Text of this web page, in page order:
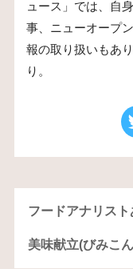
ュース」では、自
事、ニューオープ
報の取り扱いもあ
り。
フードアナリス
美味献立(びみこ